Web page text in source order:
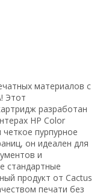
материалов с
Этот
разработан
HP Color
пурпурное
он идеален для
и
стандартные
продукт от Cactus
печати без